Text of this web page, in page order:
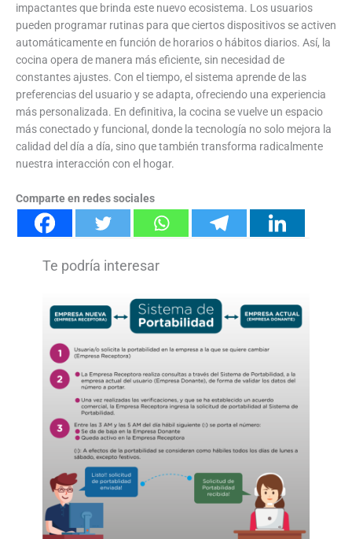
impactantes que brinda este nuevo ecosistema. Los usuarios
pueden programar rutinas para que ciertos dispositivos se activen
automáticamente en función de horarios o hábitos diarios. Así, la
cocina opera de manera más eficiente, sin necesidad de
constantes ajustes. Con el tiempo, el sistema aprende de las
preferencias del usuario y se adapta, ofreciendo una experiencia
más personalizada. En definitiva, la cocina se vuelve un espacio
más conectado y funcional, donde la tecnología no solo mejora la
calidad del día a día, sino que también transforma radicalmente
nuestra interacción con el hogar.
Comparte en redes sociales